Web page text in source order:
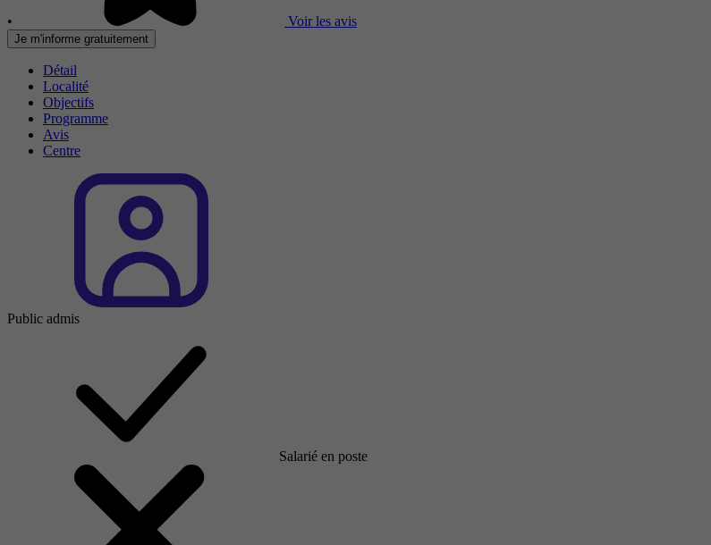
• Voir les avis
Je m'informe gratuitement
Détail
Localité
Objectifs
Programme
Avis
Centre
Public admis
Salarié en poste